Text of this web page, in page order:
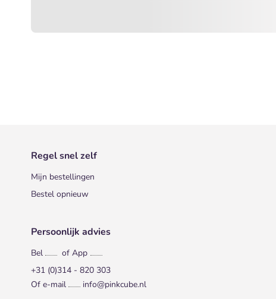
Regel snel zelf
Mijn bestellingen
Bestel opnieuw
Persoonlijk advies
Bel
of App
+31 (0)314 - 820 303
Of e-mail
info@pinkcube.nl